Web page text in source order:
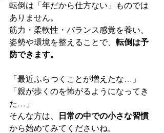
転倒は「年だから仕方ない」ものでは
ありません。
筋力・柔軟性・バランス感覚を養い、
姿勢や環境を整えることで、 転倒は予
防できます。
「最近ふらつくことが増えたな…」
「親が歩くのを怖がるようになってき
た…」
そんな方は、
日常の中での小さな習慣
から始めてみてくださいね。